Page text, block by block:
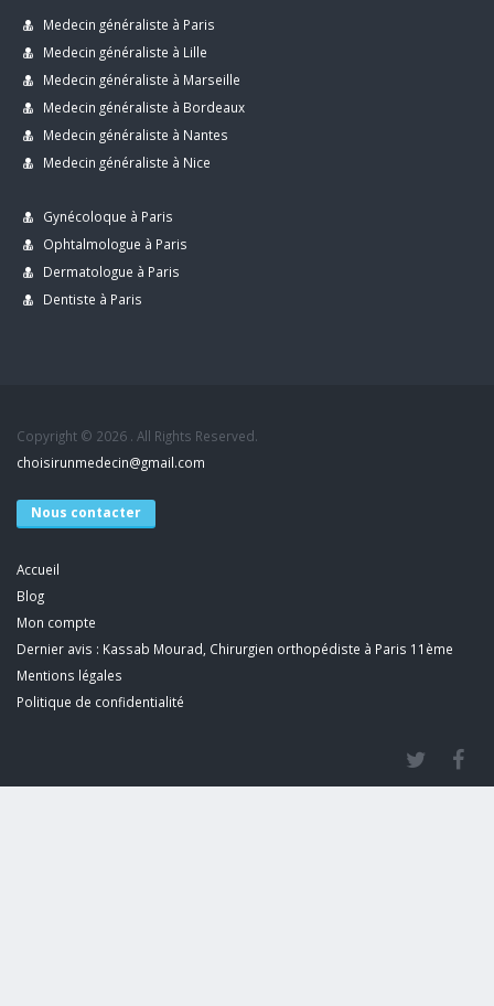
Medecin généraliste à Paris
Medecin généraliste à Lille
Medecin généraliste à Marseille
Medecin généraliste à Bordeaux
Medecin généraliste à Nantes
Medecin généraliste à Nice
Gynécoloque à Paris
Ophtalmologue à Paris
Dermatologue à Paris
Dentiste à Paris
Copyright © 2026 . All Rights Reserved.
choisirunmedecin@gmail.com
Nous contacter
Accueil
Blog
Mon compte
Dernier avis : Kassab Mourad, Chirurgien orthopédiste à Paris 11ème
Mentions légales
Politique de confidentialité